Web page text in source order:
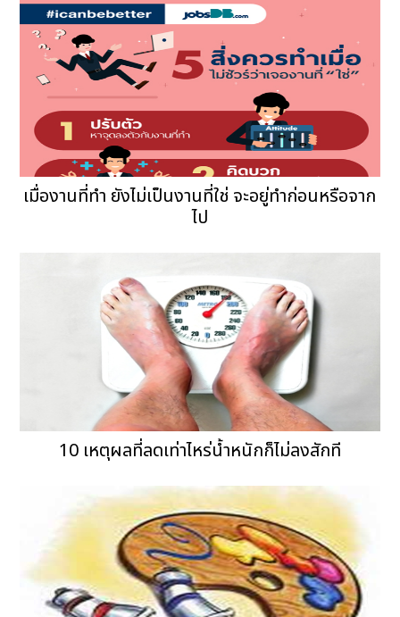
เมื่องานที่ทำ ยังไม่เป็นงานที่ใช่ จะอยู่ทำก่อนหรือจาก
ไป
10 เหตุผลที่ลดเท่าไหร่น้ำหนักก็ไม่ลงสักที